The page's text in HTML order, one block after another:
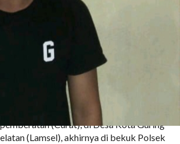
(Curat), di Desa Kota Guring
(Lamsel), akhirnya di bekuk Polsek